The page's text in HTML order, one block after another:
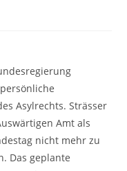
Asylrechts. Strässer
Amt als
nicht mehr zu
Das geplante